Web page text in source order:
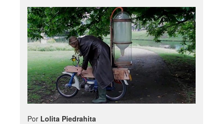
Por Lolita Piedrahita